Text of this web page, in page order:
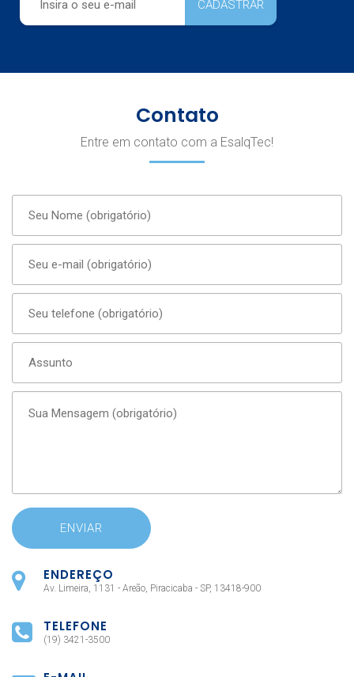
Contato
Entre em contato com a EsalqTec!
ENDEREÇO
Av. Limeira, 1131 - Areão, Piracicaba - SP, 13418-900
TELEFONE
(19) 3421-3500